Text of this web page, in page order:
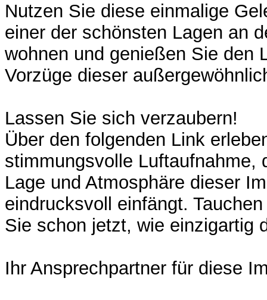
Nutzen Sie diese einmalige
einer der schönsten Lagen an
wohnen und genießen Sie den
Vorzüge dieser
Lassen Sie sich verzaubern!
Über den folgenden Link
stimmungsvolle Luftaufnahme,
Lage und Atmosphäre dieser
eindrucksvoll einfängt.
Sie schon jetzt, wie einzigartig
Ihr Ansprechpartner für diese